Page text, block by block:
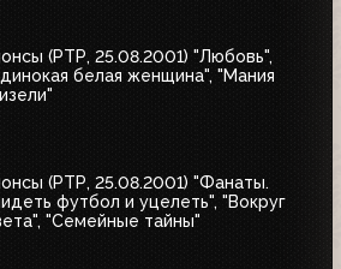
(РТР, 25.08.2001) "Любовь",
белая женщина", "Мания
(РТР, 25.08.2001) "Фанаты.
футбол и уцелеть", "Вокруг
"Семейные тайны"